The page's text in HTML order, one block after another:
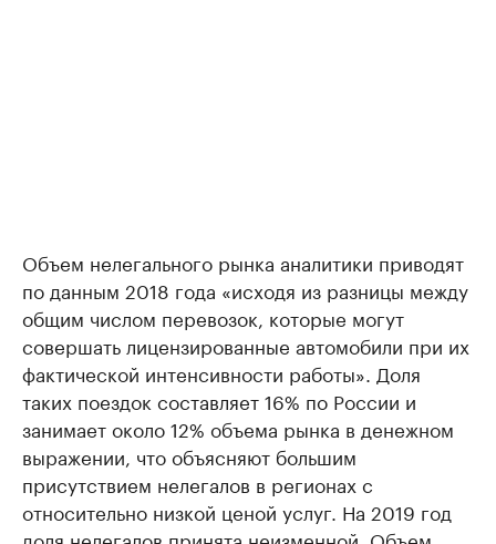
Объем нелегального рынка аналитики приводят
по данным 2018 года «исходя из разницы между
общим числом перевозок, которые могут
совершать лицензированные автомобили при их
фактической интенсивности работы». Доля
таких поездок составляет 16% по России и
занимает около 12% объема рынка в денежном
выражении, что объясняют большим
присутствием нелегалов в регионах с
относительно низкой ценой услуг. На 2019 год